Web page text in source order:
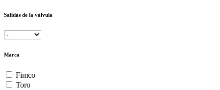
Salidas de la válvula
Marca
Fimco
Toro